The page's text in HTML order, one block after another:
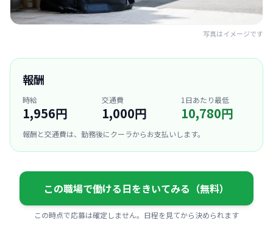
写真はイメージです
報酬
時給
1,956円
交通費
1,000円
1日あたり最低
10,780円
報酬と交通費は、勤務後にクーラからお支払いします。
この職場で働ける日をきいてみる（無料）
この時点で応募は確定しません。日程を見てから決められます